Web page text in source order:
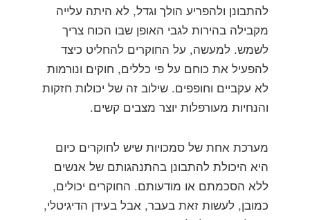
להתבונן ולהפריע הולך וגדל, לא היתה עלייה
מקבילה בהירות לגבי האופן שבו הכוח צריך
לשמש. למעשה, על החוקרים להחליט כיצד
להפעיל את כוחם על פי כללים, חוקים ונורמות
לא עקביים וחופפים. שילוב זה של יכולות חזקות
והנחיות מעורפלות יוצר מצבים קשים.
מערכת אחת של סמכויות שיש לחוקרים כיום
היא היכולת להתבונן בהתנהגותם של אנשים
ללא הסכמתם או מודעותם. החוקרים יכולים,
כמובן, לעשות זאת בעבר, אבל בעידן הדיגיטלי,